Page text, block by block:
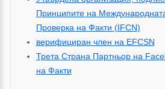
Принципите на
Проверка на Факти (IFCN)
верифициран член на EFCSN
Трета Страна Партньор на
на Факти